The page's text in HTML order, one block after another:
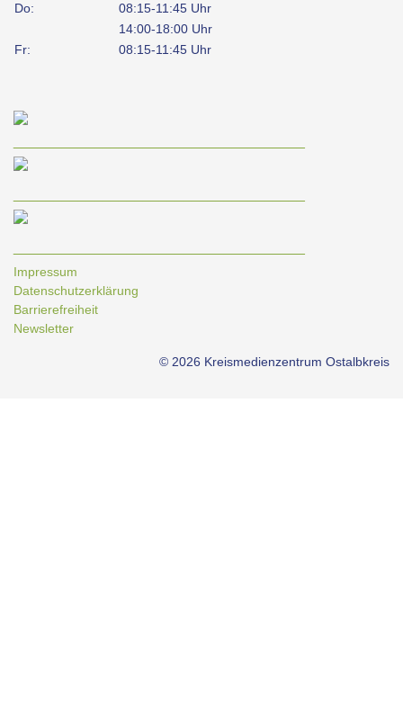
Do:
08:15-11:45 Uhr
14:00-18:00 Uhr
Fr:
08:15-11:45 Uhr
Impressum
Datenschutzerklärung
Barrierefreiheit
Newsletter
© 2026 Kreismedienzentrum Ostalbkreis